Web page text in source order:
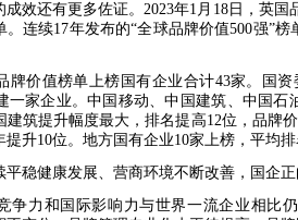
成效还有更多佐证。2023年1月18日，英国
。连续17年发布的“全球品牌价值500强”
牌价值榜单上榜国有企业合计43家。国
一家企业。中国移动、中国建筑、中国石
筑提升幅度最大，排名提高12位，品牌
升10位。地方国有企业10家上榜，平均
平稳健康发展、营商环境不断改善，国企
争力和国际影响力与世界一流企业相比